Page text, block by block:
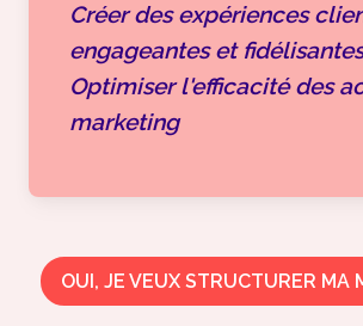
Créer des expériences
engageantes et fidélisantes
Optimiser l'efficacité des
marketing
OUI, JE VEUX STRUCTURER MA